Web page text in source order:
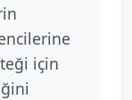
için